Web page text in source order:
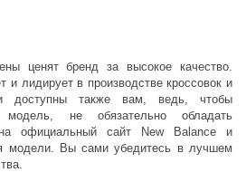
ценят бренд за высокое качество.
и лидирует в производстве кроссовок и
доступны также вам, ведь, чтобы
модель, не обязательно обладать
официальный сайт New Balance и
модели. Вы сами убедитесь в лучшем